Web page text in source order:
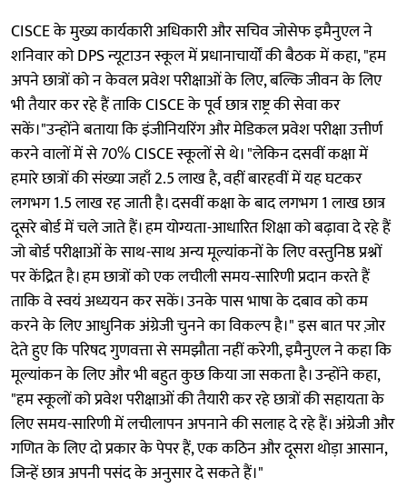
CISCE के मुख्य कार्यकारी अधिकारी और सचिव जोसेफ इमैनुएल ने
शनिवार को DPS न्यूटाउन स्कूल में प्रधानाचार्यों की बैठक में कहा, "हम
अपने छात्रों को न केवल प्रवेश परीक्षाओं के लिए, बल्कि जीवन के लिए
भी तैयार कर रहे हैं ताकि CISCE के पूर्व छात्र राष्ट्र की सेवा कर
सकें।"उन्होंने बताया कि इंजीनियरिंग और मेडिकल प्रवेश परीक्षा उत्तीर्ण
करने वालों में से 70% CISCE स्कूलों से थे। "लेकिन दसवीं कक्षा में
हमारे छात्रों की संख्या जहाँ 2.5 लाख है, वहीं बारहवीं में यह घटकर
लगभग 1.5 लाख रह जाती है। दसवीं कक्षा के बाद लगभग 1 लाख छात्र
दूसरे बोर्ड में चले जाते हैं। हम योग्यता-आधारित शिक्षा को बढ़ावा दे रहे हैं
जो बोर्ड परीक्षाओं के साथ-साथ अन्य मूल्यांकनों के लिए वस्तुनिष्ठ प्रश्नों
पर केंद्रित है। हम छात्रों को एक लचीली समय-सारिणी प्रदान करते हैं
ताकि वे स्वयं अध्ययन कर सकें। उनके पास भाषा के दबाव को कम
करने के लिए आधुनिक अंग्रेजी चुनने का विकल्प है।" इस बात पर ज़ोर
देते हुए कि परिषद गुणवत्ता से समझौता नहीं करेगी, इमैनुएल ने कहा कि
मूल्यांकन के लिए और भी बहुत कुछ किया जा सकता है। उन्होंने कहा,
"हम स्कूलों को प्रवेश परीक्षाओं की तैयारी कर रहे छात्रों की सहायता के
लिए समय-सारिणी में लचीलापन अपनाने की सलाह दे रहे हैं। अंग्रेजी और
गणित के लिए दो प्रकार के पेपर हैं, एक कठिन और दूसरा थोड़ा आसान,
जिन्हें छात्र अपनी पसंद के अनुसार दे सकते हैं।"